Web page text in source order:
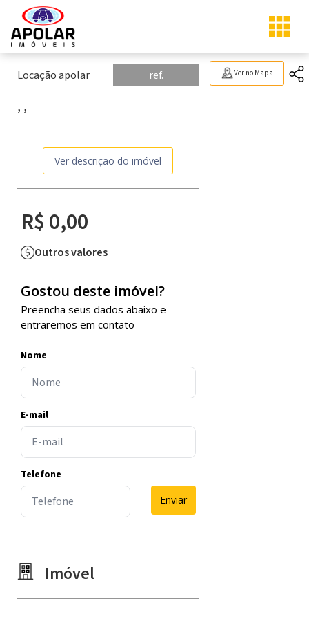
Ver no Mapa
Locação apolar ref.
, ,
Ver descrição do imóvel
R$ 0,00
Outros valores
Gostou deste imóvel?
Preencha seus dados abaixo e
entraremos em contato
Nome
E-mail
Telefone
Enviar
Imóvel